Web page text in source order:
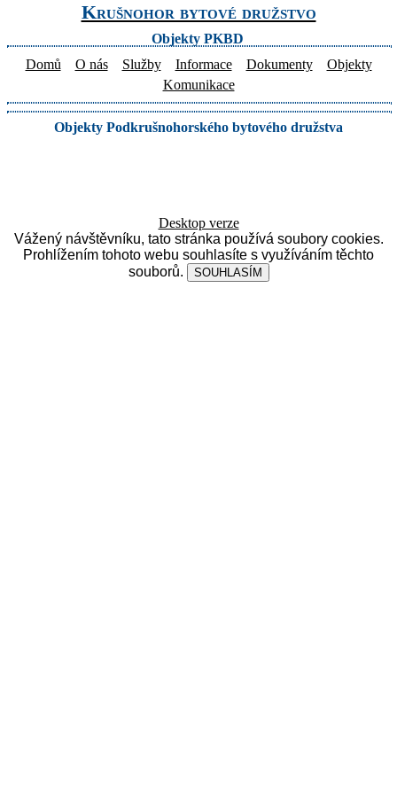
Krušnohor bytové družstvo
Objekty PKBD
Domů
O nás Služby Informace Dokumenty
Objekty
Komunikace
Objekty Podkrušnohorského bytového družstva
Desktop verze
Vážený návštěvníku, tato stránka používá soubory cookies.
Prohlížením tohoto webu souhlasíte s využíváním těchto
souborů.
SOUHLASÍM